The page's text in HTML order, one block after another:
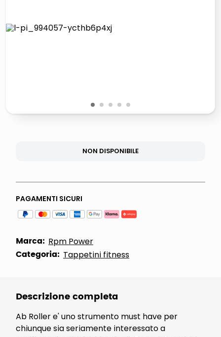
1 2 3 4 5
NON DISPONIBILE
PAGAMENTI SICURI
Marca: Rpm Power
Categoria: Tappetini fitness
Descrizione completa
Ab Roller e' uno strumento must have per
chiunque sia seriamente interessato a